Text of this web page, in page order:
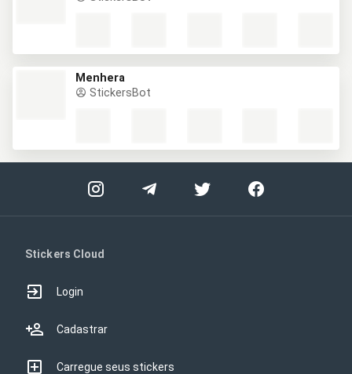
Menhera
StickersBot
Stickers Cloud
Login
Cadastrar
Carregue seus stickers